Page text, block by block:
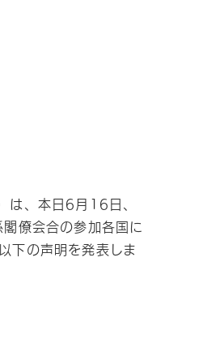
は、本日6月16日、
僚会合の参加各国に
下の声明を発表しま